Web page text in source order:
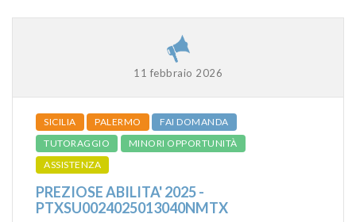
11 febbraio 2026
SICILIA PALERMO
FAI DOMANDA
TUTORAGGIO
MINORI OPPORTUNITÀ
ASSISTENZA
PREZIOSE ABILITA' 2025 -
PTXSU0024025013040NMTX